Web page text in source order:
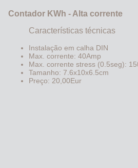
Contador KWh - Alta corrente
Características técnicas
Instalação em calha DIN
Max. corrente: 40Amp
Max. corrente stress (0.5seg):
Tamanho: 7.6x10x6.5cm
Preço: 20,00Eur